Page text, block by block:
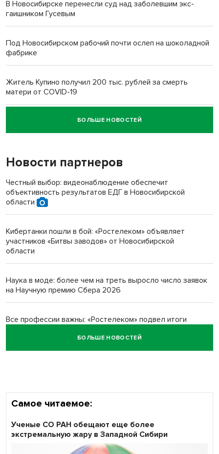
В Новосибирске перенесли суд над заболевшим экс-
гаишником Гусевым
Под Новосибирском рабочий почти ослеп на шоколадной
фабрике
Житель Купино получил 200 тыс. рублей за смерть
матери от COVID-19
Новосибирский суд наказал водителя за смерть
пенсионерки на вокзале
«Мы живём на пастбище!»: в новосибирском селе лошади
терроризируют жителей
Инвалид получил условный срок за избиение врачей
протезом под Новосибирском
Новосибирский преподаватель с женой вошли в топ-16
многодетных в России
Обновлённое отделение ВТБ открылось в Искитиме
БОЛЬШЕ НОВОСТЕЙ
Новости партнеров
Честный выбор: видеонаблюдение обеспечит
объективность результатов ЕДГ в Новосибирской
области
Кибертанки пошли в бой: «Ростелеком» объявляет
участников «Битвы заводов» от Новосибирской
области
Наука в моде: более чем на треть выросло число заявок
на Научную премию Сбера 2026
Все профессии важны: «Ростелеком» подвел итоги
БОЛЬШЕ НОВОСТЕЙ
Самое читаемое:
Ученые СО РАН обещают еще более
экстремальную жару в Западной Сибири